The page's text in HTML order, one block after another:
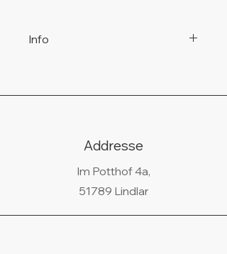
Info
Addresse
Im Potthof 4a,
51789 Lindlar